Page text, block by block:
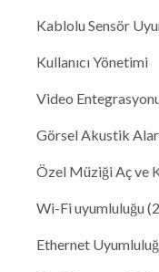
Kablolu Sensör
Kullanıcı Yönetimi
Video
Görsel Akustik
Özel Müziği Aç ve
Wi-Fi uyumluluğu
Ethernet